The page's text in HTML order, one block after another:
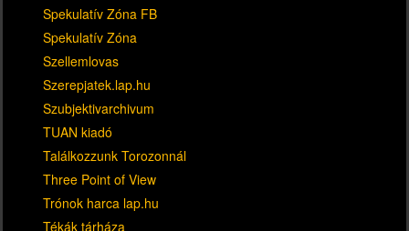
Spekulatív Zóna FB
Spekulatív Zóna
Szellemlovas
Szerepjatek.lap.hu
Szubjektivarchivum
TUAN kiadó
Találkozzunk Torozonnál
Three Point of View
Trónok harca lap.hu
Tékák tárháza